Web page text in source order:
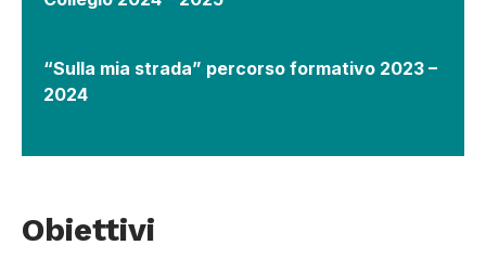
“Sulla mia strada” percorso formativo 2023 –
2024
Obiettivi